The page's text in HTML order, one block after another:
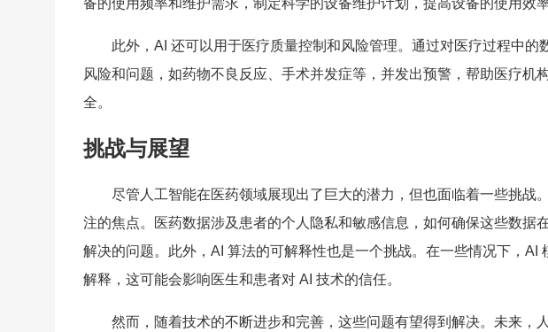
备的使用频率和维护需求，制定科学的设备维护计划，提高设备的使用效率
此外，AI 还可以用于医疗质量控制和风险管理。通过对医疗过程中的
风险和问题，如药物不良反应、手术并发症等，并发出预警，帮助医疗机
全。
挑战与展望
尽管人工智能在医药领域展现出了巨大的潜力，但也面临着一些挑战
注的焦点。医药数据涉及患者的个人隐私和敏感信息，如何确保这些数据
解决的问题。此外，AI 算法的可解释性也是一个挑战。在一些情况下，AI
解释，这可能会影响医生和患者对 AI 技术的信任。
然而，随着技术的不断进步和完善，这些问题有望得到解决。未来，